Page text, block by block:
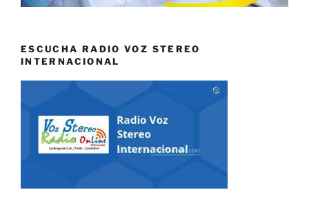
ESCUCHA RADIO VOZ STEREO
INTERNACIONAL